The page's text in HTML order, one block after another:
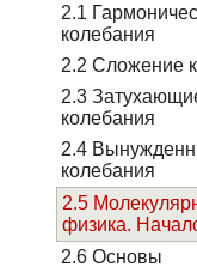
2.1
колебания
2.2 Сложение
2.3
колебания
2.4
колебания
2.5
физика.
2.6 Основы